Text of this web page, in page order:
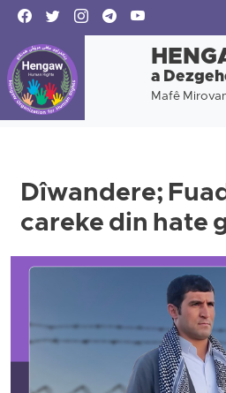
a
Mafê
Dîwandere;
careke din hate